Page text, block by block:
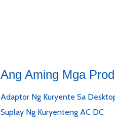
Ang Aming Mga
Adaptor Ng Kuryente Sa
Suplay Ng Kuryenteng AC DC